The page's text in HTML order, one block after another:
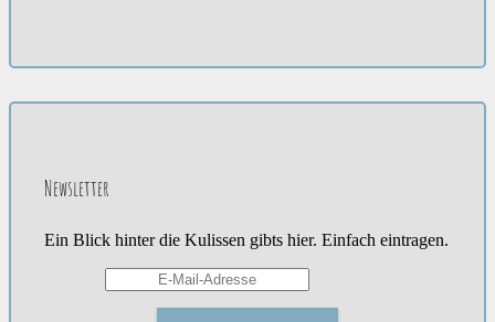
Newsletter
Ein Blick hinter die Kulissen gibts hier. Einfach eintragen.